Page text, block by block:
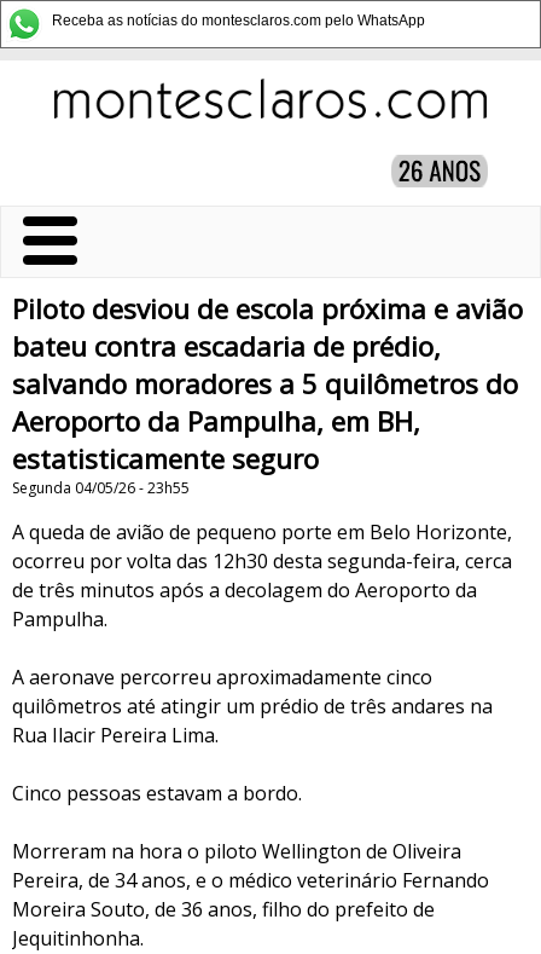
Receba as notícias do montesclaros.com pelo WhatsApp
Piloto desviou de escola próxima e avião
bateu contra escadaria de prédio,
salvando moradores a 5 quilômetros do
Aeroporto da Pampulha, em BH,
estatisticamente seguro
Segunda 04/05/26 - 23h55
A queda de avião de pequeno porte em Belo Horizonte,
ocorreu por volta das 12h30 desta segunda-feira, cerca
de três minutos após a decolagem do Aeroporto da
Pampulha.
A aeronave percorreu aproximadamente cinco
quilômetros até atingir um prédio de três andares na
Rua Ilacir Pereira Lima.
Cinco pessoas estavam a bordo.
Morreram na hora o piloto Wellington de Oliveira
Pereira, de 34 anos, e o médico veterinário Fernando
Moreira Souto, de 36 anos, filho do prefeito de
Jequitinhonha.